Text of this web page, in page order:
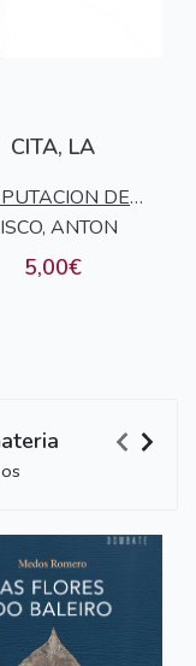
CITA, LA
DE
OURENSE
ANTON
5,00€